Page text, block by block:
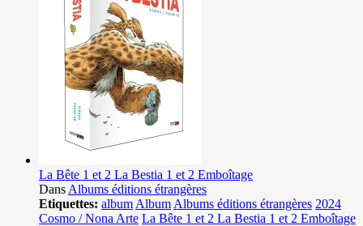
La Bête 1 et 2 La Bestia 1 et 2 Emboîtage
Dans Albums éditions étrangères
Etiquettes: album Album Albums éditions étrangères 2024
Cosmo / Nona Arte La Bête 1 et 2 La Bestia 1 et 2 Emboîtage